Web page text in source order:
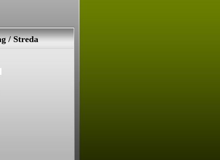
/ Streda